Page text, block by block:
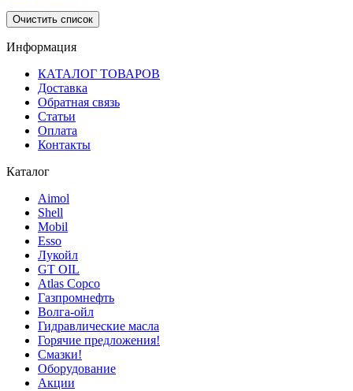
Очистить список
Информация
КАТАЛОГ ТОВАРОВ
Доставка
Обратная связь
Статьи
Оплата
Контакты
Каталог
Aimol
Shell
Mobil
Esso
Лукойл
GT OIL
Atlas Copco
Газпромнефть
Волга-ойл
Гидравлические масла
Горячие предложения!
Смазки!
Оборудование
Акции